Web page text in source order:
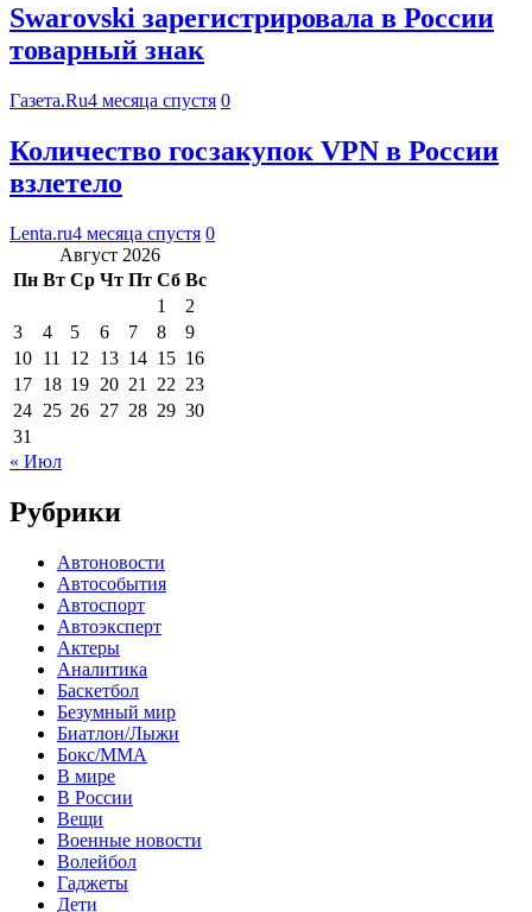
Swarovski зарегистрировала в России
товарный знак
Газета.Ru4 месяца спустя 0
Количество госзакупок VPN в России
взлетело
Lenta.ru4 месяца спустя 0
Август 2026
Пн Вт Ср Чт Пт Сб Вс
1
2
3
4 5 6 7 8
9
10 11 12 13 14 15 16
17 18 19 20 21 22 23
24 25 26 27 28 29 30
31
« Июл
Рубрики
Автоновости
Автособытия
Автоспорт
Автоэксперт
Актеры
Аналитика
Баскетбол
Безумный мир
Биатлон/Лыжи
Бокс/MMA
В мире
В России
Вещи
Военные новости
Волейбол
Гаджеты
Дети